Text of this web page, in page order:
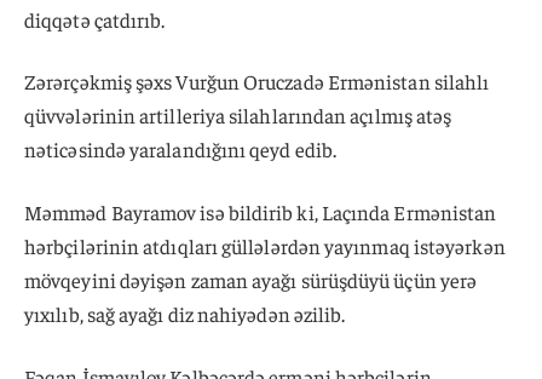
diqqətə çatdırıb.
Zərərçəkmiş şəxs Vurğun Oruczadə Ermənistan silahlı
qüvvələrinin artilleriya silahlarından açılmış atəş
nəticəsində yaralandığını qeyd edib.
Məmməd Bayramov isə bildirib ki, Laçında Ermənistan
hərbçilərinin atdıqları güllələrdən yayınmaq istəyərkən
mövqeyini dəyişən zaman ayağı sürüşdüyü üçün yerə
yıxılıb, sağ ayağı diz nahiyədən əzilib.